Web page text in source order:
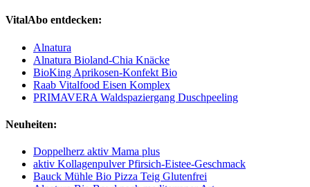
VitalAbo entdecken:
Alnatura
Alnatura Bioland-Chia Knäcke
BioKing Aprikosen-Konfekt Bio
Raab Vitalfood Eisen Komplex
PRIMAVERA Waldspaziergang Duschpeeling
Neuheiten:
Doppelherz aktiv Mama plus
aktiv Kollagenpulver Pfirsich-Eistee-Geschmack
Bauck Mühle Bio Pizza Teig Glutenfrei